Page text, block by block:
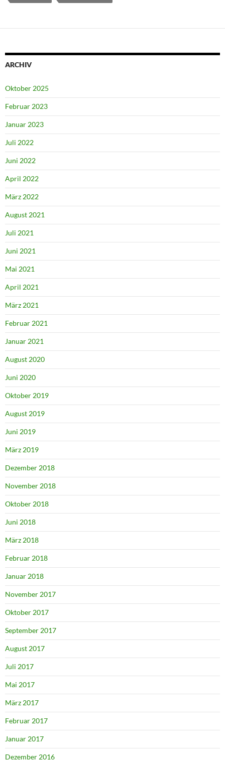
ARCHIV
Oktober 2025
Februar 2023
Januar 2023
Juli 2022
Juni 2022
April 2022
März 2022
August 2021
Juli 2021
Juni 2021
Mai 2021
April 2021
März 2021
Februar 2021
Januar 2021
August 2020
Juni 2020
Oktober 2019
August 2019
Juni 2019
März 2019
Dezember 2018
November 2018
Oktober 2018
Juni 2018
März 2018
Februar 2018
Januar 2018
November 2017
Oktober 2017
September 2017
August 2017
Juli 2017
Mai 2017
März 2017
Februar 2017
Januar 2017
Dezember 2016